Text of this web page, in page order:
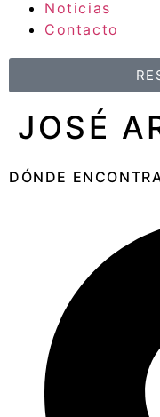
Noticias
Contacto
JOSÉ
DÓNDE